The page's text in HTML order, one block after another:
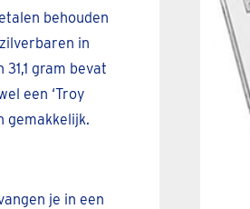
behouden
in
gram bevat
een ‘Troy
gemakkelijk.
je in een